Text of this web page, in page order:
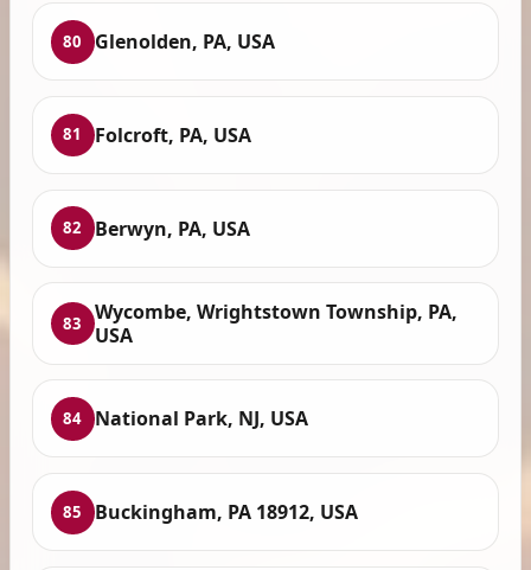
80 Glenolden, PA, USA
81 Folcroft, PA, USA
82 Berwyn, PA, USA
83
Wycombe, Wrightstown Township, PA,
USA
84 National Park, NJ, USA
85 Buckingham, PA 18912, USA